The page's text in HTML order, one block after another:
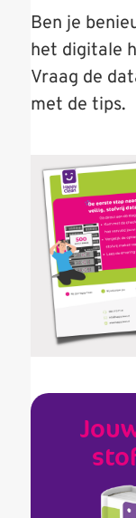
Ben je
het digitale
Vraag de
met de tips.